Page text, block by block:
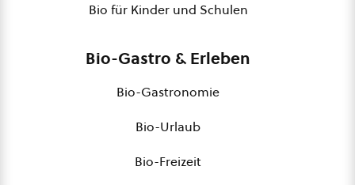
Bio für Kinder und Schulen
Bio-Gastro & Erleben
Bio-Gastronomie
Bio-Urlaub
Bio-Freizeit